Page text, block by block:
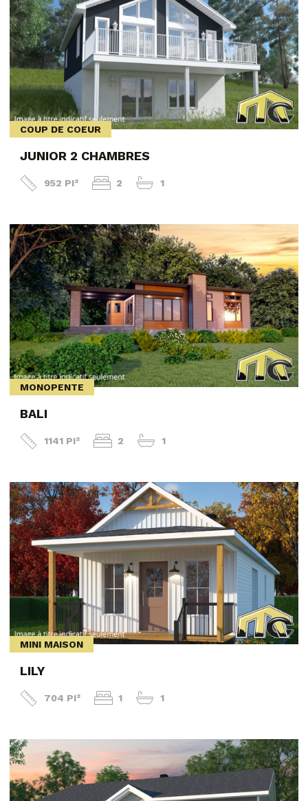
COUP DE COEUR
JUNIOR 2 CHAMBRES
952 PI² 2 1
MONOPENTE
BALI
1141 PI² 2 1
MINI MAISON
LILY
704 PI² 1 1